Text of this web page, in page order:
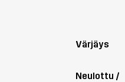
Värjäys
Neulottu /